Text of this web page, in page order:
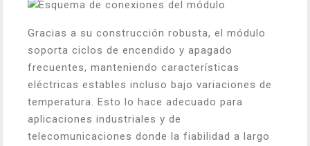
Gracias a su construcción robusta, el módulo
soporta ciclos de encendido y apagado
frecuentes, manteniendo características
eléctricas estables incluso bajo variaciones de
temperatura. Esto lo hace adecuado para
aplicaciones industriales y de
telecomunicaciones donde la fiabilidad a largo